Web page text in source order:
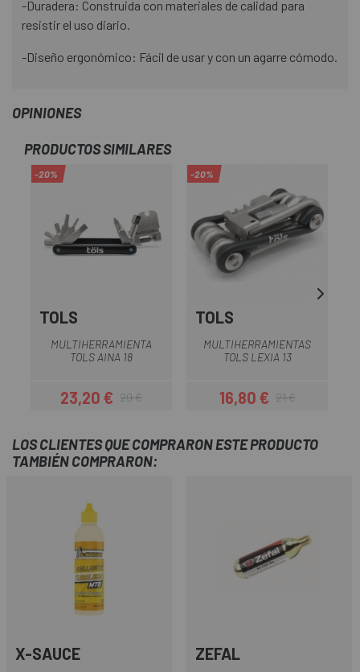
-Duradera: Construida con materiales de calidad para
resistir el uso diario.
-Diseño ergonómico: Fácil de usar y con un agarre cómodo.
OPINIONES
PRODUCTOS SIMILARES
-20%
TOLS
MULTIHERRAMIENTA
TOLS AINA 18
Precio
23,20 €Precio regular
29 €
-20%
TOLS
MULTIHERRAMIENTAS
TOLS LEXIA 13
Precio
16,80 €Precio regular
21 €
LOS CLIENTES QUE COMPRARON ESTE PRODUCTO
TAMBIÉN COMPRARON:
X-SAUCE ZEFAL